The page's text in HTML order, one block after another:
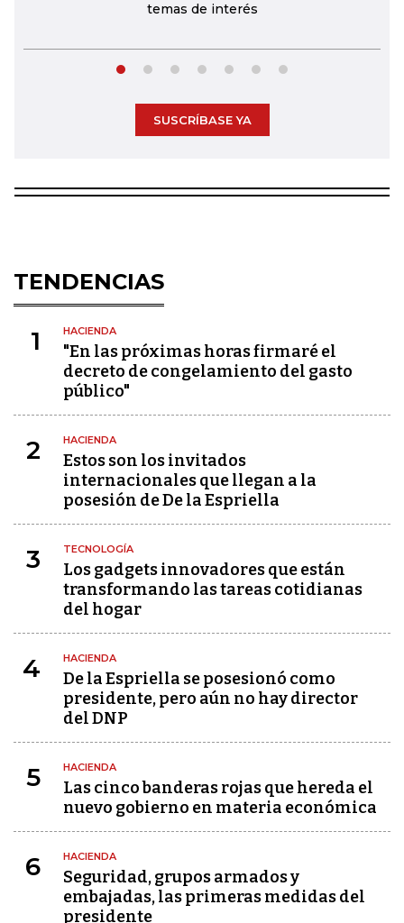
temas de interés
SUSCRÍBASE YA
TENDENCIAS
1 HACIENDA
"En las próximas horas firmaré el
decreto de congelamiento del gasto
público"
2 HACIENDA
Estos son los invitados
internacionales que llegan a la
posesión de De la Espriella
3 TECNOLOGÍA
Los gadgets innovadores que están
transformando las tareas cotidianas
del hogar
4 HACIENDA
De la Espriella se posesionó como
presidente, pero aún no hay director
del DNP
5 HACIENDA
Las cinco banderas rojas que hereda el
nuevo gobierno en materia económica
6 HACIENDA
Seguridad, grupos armados y
embajadas, las primeras medidas del
presidente